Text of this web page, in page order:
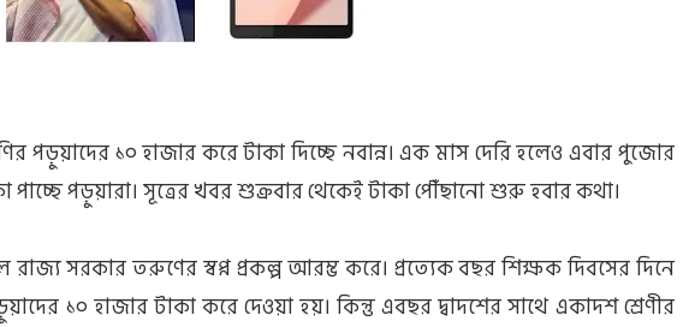
পড়ুয়াদের ১০ হাজার করে টাকা দিচ্ছে নবান্ন। এক মাস দেরি হলেও এবার পুজোর
পড়ুয়ারা। সূত্রের খবর শুক্রবার থেকেই টাকা পৌঁছানো শুরু হবার কথা।
সরকার তরুণের স্বপ্ন প্রকল্প আরম্ভ করে। প্রত্যেক বছর শিক্ষক দিবসের দিনে
১০ হাজার টাকা করে দেওয়া হয়। কিন্তু এবছর দ্বাদশের সাথে একাদশ শ্রেণীর